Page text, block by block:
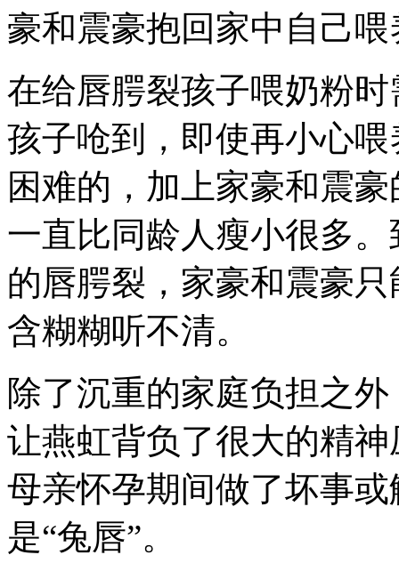
豪和震豪抱回家中自己喂
在给唇腭裂孩子喂奶粉
孩子呛到，即使再小心
困难的，加上家豪和震
一直比同龄人瘦小很多
的唇腭裂，家豪和震豪
含糊糊听不清。
除了沉重的家庭负担之
让燕虹背负了很大的精
母亲怀孕期间做了坏事
是“兔唇”。